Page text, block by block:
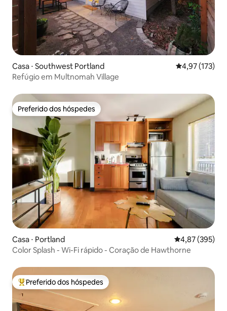
Casa ⋅ Southwest Portland 4,97 de uma
4,97 (173)
Refúgio em Multnomah Village
Preferido dos hóspedes
Preferido dos hóspedes
Casa ⋅ Portland 4,87 de uma
4,87 (395)
Color Splash - Wi-Fi rápido - Coração de Hawthorne
Entre os melhores preferidos dos hóspedes
Preferido dos hóspedes